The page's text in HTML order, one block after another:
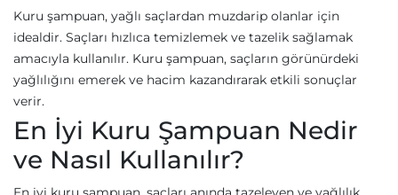
Kuru şampuan, yağlı saçlardan muzdarip olanlar için
idealdir. Saçları hızlıca temizlemek ve tazelik sağlamak
amacıyla kullanılır. Kuru şampuan, saçların görünürdeki
yağlılığını emerek ve hacim kazandırarak etkili sonuçlar
verir.
En İyi Kuru Şampuan Nedir
ve Nasıl Kullanılır?